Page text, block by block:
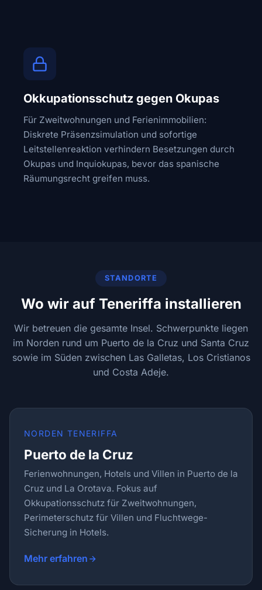
Okkupationsschutz gegen Okupas
Für Zweitwohnungen und Ferienimmobilien:
Diskrete Präsenzsimulation und sofortige
Leitstellenreaktion verhindern Besetzungen durch
Okupas und Inquiokupas, bevor das spanische
Räumungsrecht greifen muss.
STANDORTE
Wo wir auf Teneriffa installieren
Wir betreuen die gesamte Insel. Schwerpunkte liegen
im Norden rund um Puerto de la Cruz und Santa Cruz
sowie im Süden zwischen Las Galletas, Los Cristianos
und Costa Adeje.
NORDEN TENERIFFA
Puerto de la Cruz
Ferienwohnungen, Hotels und Villen in Puerto de la
Cruz und La Orotava. Fokus auf
Okkupationsschutz für Zweitwohnungen,
Perimeterschutz für Villen und Fluchtwege-
Sicherung in Hotels.
Mehr erfahren